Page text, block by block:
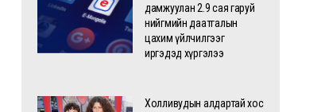
дамжуулан 2.9 сая гаруй
нийгмийн даатгалын
цахим үйлчилгээг
иргэдэд хүргэлээ
Холливудын алдартай хос